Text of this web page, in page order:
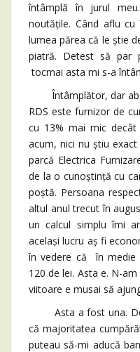
întâmplă în jurul
noutățile. Când aflu
lumea părea că le știe
piatră. Detest să par
tocmai asta mi s-a
Întâmplător, dar
RDS este furnizor de
cu 13% mai mic
acum, nici nu știu
parcă Electrica
de la o cunoștință cu
poștă. Persoana
altul anul trecut în
un calcul simplu îmi
același lucru aș fi
în vedere că în medie
120 de lei. Asta e. N-
viitoare e musai să
Asta a fost una.
că majoritatea
puteau să-mi aducă